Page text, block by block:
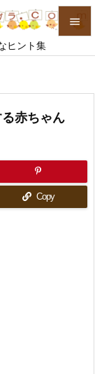
ヒント集


検索
赤ちゃん
Copy